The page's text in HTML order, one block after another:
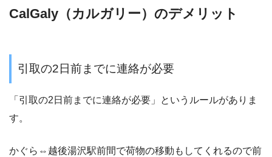
CalGaly（カルガリー）のデメリット
引取の2日前までに連絡が必要
「引取の2日前までに連絡が必要」というルールがありま
す。
かぐら⇔越後湯沢駅前間で荷物の移動もしてくれるので前